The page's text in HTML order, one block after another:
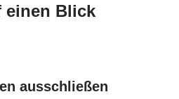
einen Blick
ausschließen